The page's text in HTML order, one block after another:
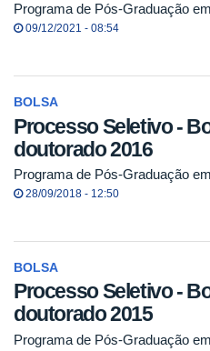
Programa de Pós-Graduação
09/12/2021 - 08:54
BOLSA
Processo Seletivo -
doutorado 2016
Programa de Pós-Graduação
28/09/2018 - 12:50
BOLSA
Processo Seletivo -
doutorado 2015
Programa de Pós-Graduação